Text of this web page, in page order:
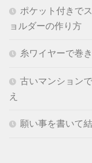
ポケット付きで
ョルダーの作り方
糸ワイヤーで巻
古いマンション
え
願い事を書いて